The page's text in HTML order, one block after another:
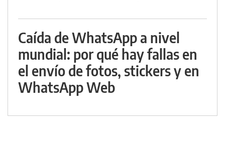
Caída de WhatsApp a nivel
mundial: por qué hay fallas en
el envío de fotos, stickers y en
WhatsApp Web